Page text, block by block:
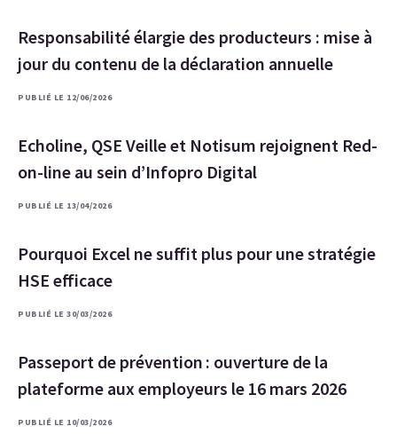
Responsabilité élargie des producteurs : mise à
jour du contenu de la déclaration annuelle
PUBLIÉ LE 12/06/2026
Echoline, QSE Veille et Notisum rejoignent Red-
on-line au sein d’Infopro Digital
PUBLIÉ LE 13/04/2026
Pourquoi Excel ne suffit plus pour une stratégie
HSE efficace
PUBLIÉ LE 30/03/2026
Passeport de prévention : ouverture de la
plateforme aux employeurs le 16 mars 2026
PUBLIÉ LE 10/03/2026